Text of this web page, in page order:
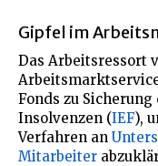
Gipfel im
Das Arbeitsressort
Fonds zu
Insolvenzen (IEF),
Verfahren an
Mitarbeiter